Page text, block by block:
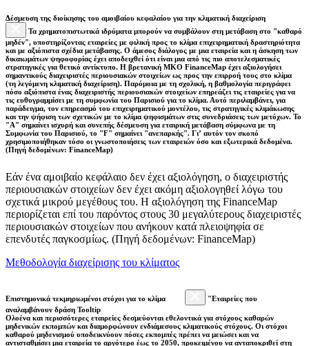
Δέσμευση της διοίκησης του αμοιβαίου κεφαλαίου για την κλιματική διαχείριση
Τα χρηματοπιστωτικά ιδρύματα μπορούν να συμβάλουν στη μετάβαση στο "καθαρό
μηδέν", υποστηρίζοντας εταιρείες με φιλική προς το κλίμα επιχειρηματική δραστηριότητα
και με αξιόπιστα σχέδια μετάβασης. Ο άμεσος διάλογος με μια εταιρεία και η άσκηση των
δικαιωμάτων ψηφοφορίας έχει αποδειχθεί ότι είναι μια από τις πιο αποτελεσματικές
στρατηγικές για θετικό αντίκτυπο. Η βρετανική ΜΚΟ FinanceMap έχει αξιολογήσει
σημαντικούς διαχειριστές περιουσιακών στοιχείων ως προς την επιρροή τους στο κλίμα
(τη λεγόμενη κλιματική διαχείριση). Παρόμοια με τη σχολική, η βαθμολογία περιγράφει
πόσο αξιόπιστα ένας διαχειριστής περιουσιακών στοιχείων επηρεάζει τις εταιρείες για να
τις ευθυγραμμίσει με τη συμφωνία του Παρισιού για το κλίμα. Αυτό περιλαμβάνει, για
παράδειγμα, τον επηρεασμό του επιχειρηματικού μοντέλου, τις στρατηγικές κλιμάκωσης
και την ψήφιση των σχετικών με το κλίμα ψηφισμάτων στις συνεδριάσεις των μετόχων. Το
"Α" σημαίνει ισχυρή και συνεπής δέσμευση για εταιρική μετάβαση σύμφωνα με τη
Συμφωνία του Παρισιού, το "F" σημαίνει "ανεπαρκής". Γι’ αυτόν τον σκοπό
χρησιμοποιήθηκαν τόσο οι γνωστοποιήσεις των εταιρειών όσο και εξωτερικά δεδομένα.
(Πηγή δεδομένων: FinanceMap)
Εάν ένα αμοιβαίο κεφάλαιο δεν έχει αξιολόγηση, ο διαχειριστής
περιουσιακών στοιχείων δεν έχει ακόμη αξιολογηθεί λόγω του
σχετικά μικρού μεγέθους του. Η αξιολόγηση της FinanceMap
περιορίζεται επί του παρόντος στους 30 μεγαλύτερους διαχειριστές
περιουσιακών στοιχείων που ανήκουν κατά πλειοψηφία σε
επενδυτές παγκοσμίως. (Πηγή δεδομένων: FinanceMap)
Μεθοδολογία διαχείρισης του κλίματος
Επιστημονικά τεκμηριωμένοι στόχοι για το κλίμα
"Εταιρείες που
αναλαμβάνουν δράση Tooltip
Ολοένα και περισσότερες εταιρείες δεσμεύονται εθελοντικά για στόχους καθαρών
μηδενικών εκπομπών και διαμορφώνουν ενδιάμεσους κλιματικούς στόχους. Οι στόχοι
καθαρού μηδενισμού υποδεικνύουν πόσες εκπομπές πρέπει να μειώσει και να
αντισταθμίσει μια εταιρεία το αργότερο έως το 2050, προκειμένου να ανταποκριθεί στη